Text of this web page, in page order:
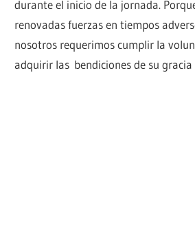
durante el inicio de la jornada.
renovadas fuerzas en tiempos
nosotros requerimos cumplir la
adquirir las bendiciones de su gracia